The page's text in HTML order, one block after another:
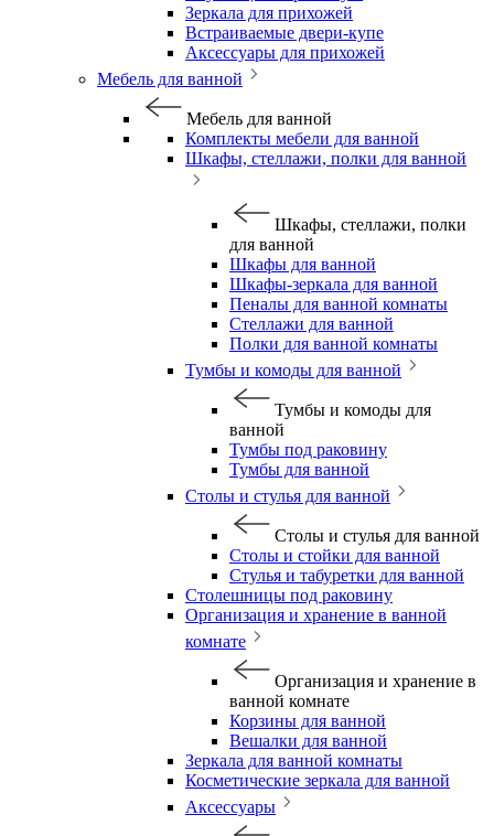
Зеркала для прихожей
Встраиваемые двери-купе
Аксессуары для прихожей
Мебель для ванной
Мебель для ванной
Комплекты мебели для ванной
Шкафы, стеллажи, полки для ванной
Шкафы, стеллажи, полки
для ванной
Шкафы для ванной
Шкафы-зеркала для ванной
Пеналы для ванной комнаты
Стеллажи для ванной
Полки для ванной комнаты
Тумбы и комоды для ванной
Тумбы и комоды для
ванной
Тумбы под раковину
Тумбы для ванной
Столы и стулья для ванной
Столы и стулья для ванной
Столы и стойки для ванной
Стулья и табуретки для ванной
Столешницы под раковину
Организация и хранение в ванной
комнате
Организация и хранение в
ванной комнате
Корзины для ванной
Вешалки для ванной
Зеркала для ванной комнаты
Косметические зеркала для ванной
Аксессуары